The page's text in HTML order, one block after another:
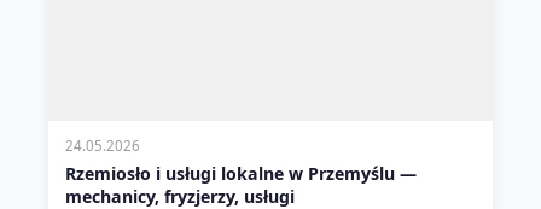
24.05.2026
Rzemiosło i usługi lokalne w Przemyślu —
mechanicy, fryzjerzy, usługi